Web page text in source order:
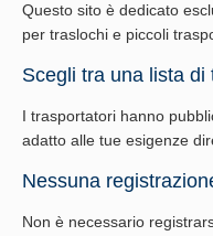
Questo sito è dedicato
per traslochi e piccoli
Scegli tra una lista
I trasportatori hanno
adatto alle tue esigenze
Nessuna
Non è necessario